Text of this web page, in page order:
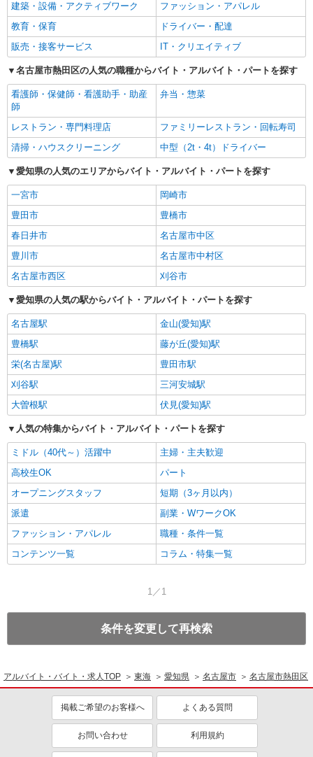
建築・設備・アクティブワーク
ファッション・アパレル
教育・保育
ドライバー・配達
販売・接客サービス
IT・クリエイティブ
名古屋市熱田区の人気の職種からバイト・アルバイト・パートを探す
看護師・保健師・看護助手・助産
師
弁当・惣菜
レストラン・専門料理店
ファミリーレストラン・回転寿司
清掃・ハウスクリーニング
中型（2t・4t）ドライバー
愛知県の人気のエリアからバイト・アルバイト・パートを探す
一宮市
岡崎市
豊田市
豊橋市
春日井市
名古屋市中区
豊川市
名古屋市中村区
名古屋市西区
刈谷市
愛知県の人気の駅からバイト・アルバイト・パートを探す
名古屋駅
金山(愛知)駅
豊橋駅
藤が丘(愛知)駅
栄(名古屋)駅
豊田市駅
刈谷駅
三河安城駅
大曽根駅
伏見(愛知)駅
人気の特集からバイト・アルバイト・パートを探す
ミドル（40代～）活躍中
主婦・主夫歓迎
高校生OK
パート
オープニングスタッフ
短期（3ヶ月以内）
派遣
副業・WワークOK
ファッション・アパレル
職種・条件一覧
コンテンツ一覧
コラム・特集一覧
1／1
条件を変更して再検索
アルバイト・バイト・求人TOP 東海 愛知県 名古屋市 名古屋市熱田区
掲載ご希望のお客様へ よくある質問
お問い合わせ 利用規約